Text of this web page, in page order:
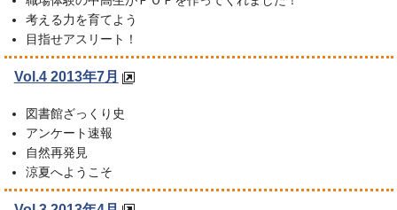
考える力を育てよう
目指せアスリート！
Vol.4 2013年7月
図書館ざっくり史
アンケート速報
自然再発見
涼夏へようこそ